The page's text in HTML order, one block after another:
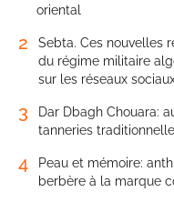
oriental
2
Sebta. Ces nouvelles
du régime militaire
sur les réseaux
3
Dar Dbagh Chouara:
tanneries
4
Peau et mémoire:
berbère à la marque